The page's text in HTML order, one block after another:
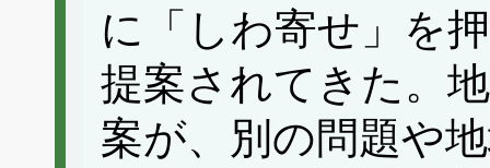
に「しわ寄せ」を
提案されてきた。
案が、別の問題や